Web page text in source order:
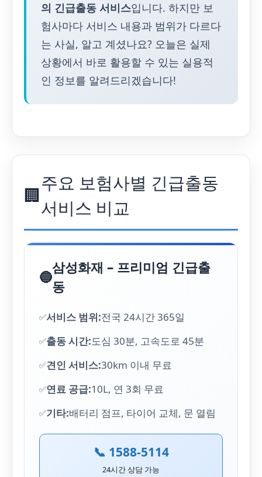
의 긴급출동 서비스입니다. 하지만 보
험사마다 서비스 내용과 범위가 다르다
는 사실, 알고 계셨나요? 오늘은 실제
상황에서 바로 활용할 수 있는 실용적
인 정보를 알려드리겠습니다!
🏢
주요 보험사별 긴급출동
서비스 비교
🔵
삼성화재 – 프리미엄 긴급출
동
서비스 범위:전국 24시간 365일
출동 시간:도심 30분, 고속도로 45분
견인 서비스:30km 이내 무료
연료 공급:10L, 연 3회 무료
기타:배터리 점프, 타이어 교체, 문 열림
📞 1588-5114
24시간 상담 가능